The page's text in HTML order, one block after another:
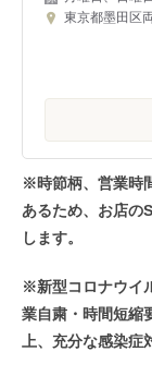
東京都墨田区
※時節柄、営業時
あるため、お店の
します。
※新型コロナウイ
業自粛・時間短縮
上、充分な感染